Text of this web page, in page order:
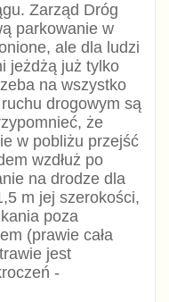
Zarząd Dróg
parkowanie w
ale dla ludzi
jeżdżą już tylko
na wszystko
drogowym są
że
w pobliżu przejść
wzdłuż po
na drodze dla
m jej szerokości,
poza
(prawie cała
jest
-